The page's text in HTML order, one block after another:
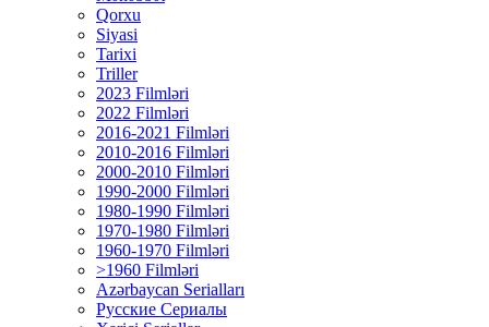
Qorxu
Siyasi
Tarixi
Triller
2023 Filmləri
2022 Filmləri
2016-2021 Filmləri
2010-2016 Filmləri
2000-2010 Filmləri
1990-2000 Filmləri
1980-1990 Filmləri
1970-1980 Filmləri
1960-1970 Filmləri
>1960 Filmləri
Azərbaycan Serialları
Русские Сериалы